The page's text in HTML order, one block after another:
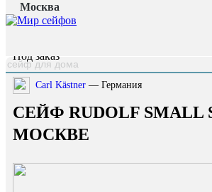
Москва
Главная страница
Каталог /
Под заказ
Carl Kästner — Германия
СЕЙФ RUDOLF SMALL
МОСКВЕ